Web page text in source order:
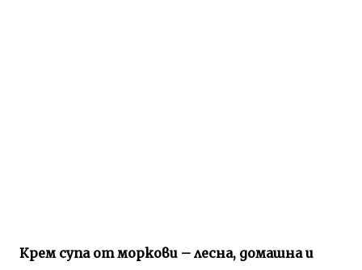
Крем супа от моркови – лесна, домашна и